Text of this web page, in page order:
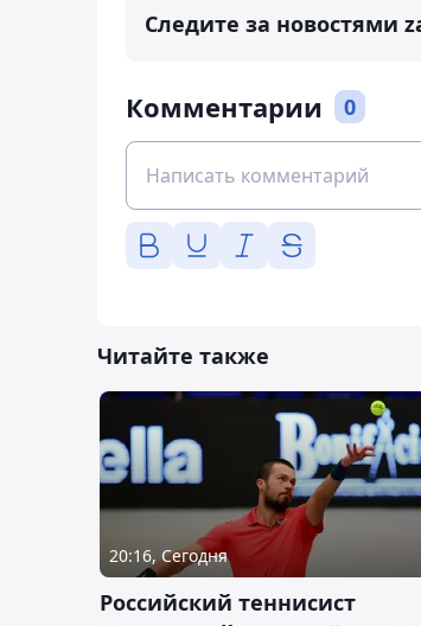
Следите за новостями
Комментарии 0
Читайте также
20:16, Сегодня
Российский теннисист